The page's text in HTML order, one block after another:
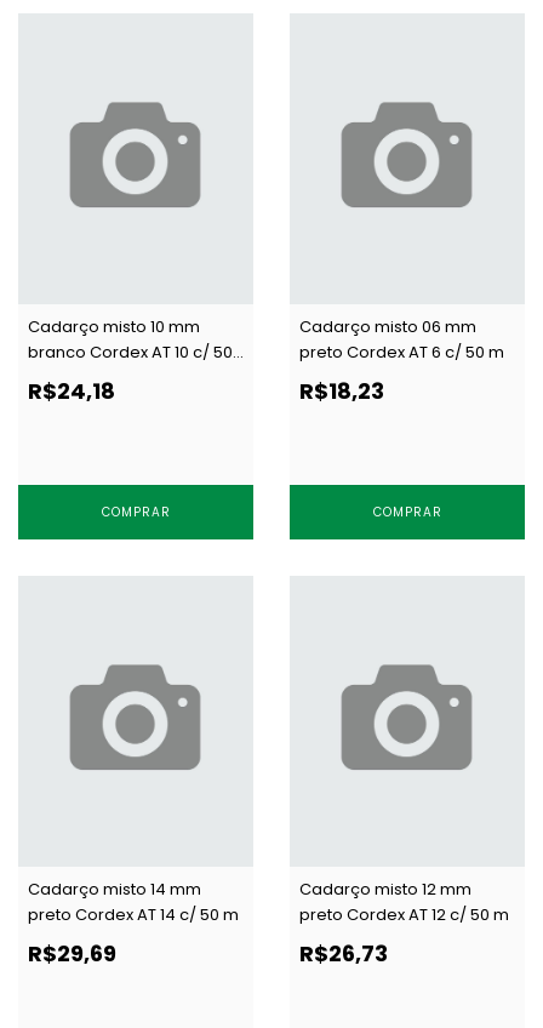
Cadarço misto 10 mm
branco Cordex AT 10 c/ 50
R$24,18
COMPRAR
Cadarço misto 06 mm
preto Cordex AT 6 c/ 50 m
R$18,23
COMPRAR
Cadarço misto 14 mm
preto Cordex AT 14 c/ 50 m
R$29,69
Cadarço misto 12 mm
preto Cordex AT 12 c/ 50 m
R$26,73